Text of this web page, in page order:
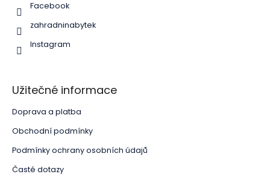
Facebook
zahradninabytek
Instagram
Užitečné informace
Doprava a platba
Obchodní podmínky
Podmínky ochrany osobních údajů
Časté dotazy